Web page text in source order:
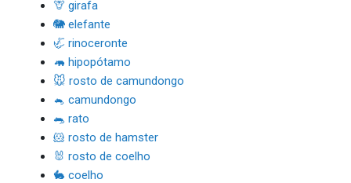
🦒 girafa
🐘 elefante
🦏 rinoceronte
🦛 hipopótamo
🐭 rosto de camundongo
🐁 camundongo
🐀 rato
🐹 rosto de hamster
🐰 rosto de coelho
🐇 coelho